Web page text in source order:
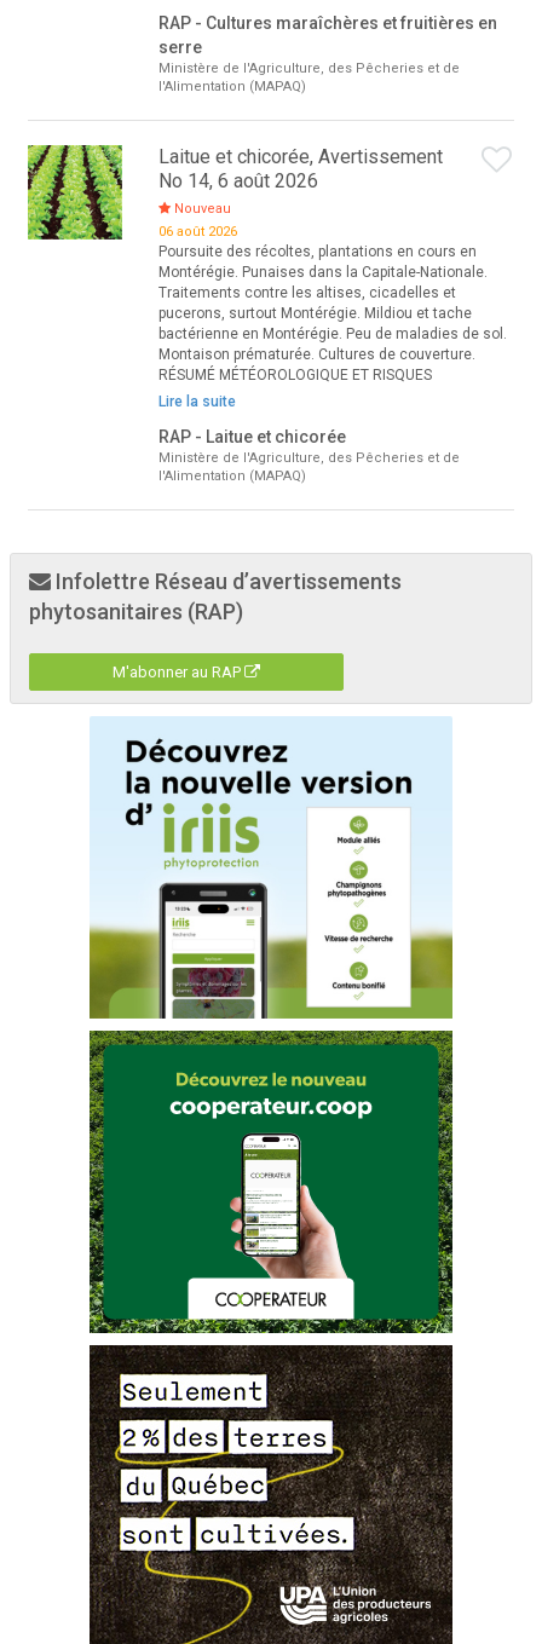
RAP - Cultures maraîchères et fruitières en
serre
Ministère de l'Agriculture, des Pêcheries et de
l'Alimentation (MAPAQ)
Laitue et chicorée, Avertissement
No 14, 6 août 2026
Nouveau
06 août 2026
Poursuite des récoltes, plantations en cours en
Montérégie. Punaises dans la Capitale-Nationale.
Traitements contre les altises, cicadelles et
pucerons, surtout Montérégie. Mildiou et tache
bactérienne en Montérégie. Peu de maladies de sol.
Montaison prématurée. Cultures de couverture.
RÉSUMÉ MÉTÉOROLOGIQUE ET RISQUES
Lire la suite
RAP - Laitue et chicorée
Ministère de l'Agriculture, des Pêcheries et de
l'Alimentation (MAPAQ)
Infolettre Réseau d’avertissements
phytosanitaires (RAP)
M'abonner au RAP